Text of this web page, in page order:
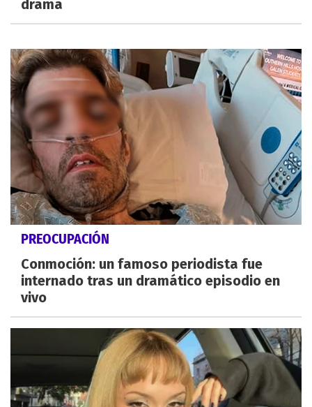
drama
PREOCUPACIÓN
Conmoción: un famoso periodista fue
internado tras un dramático episodio en
vivo